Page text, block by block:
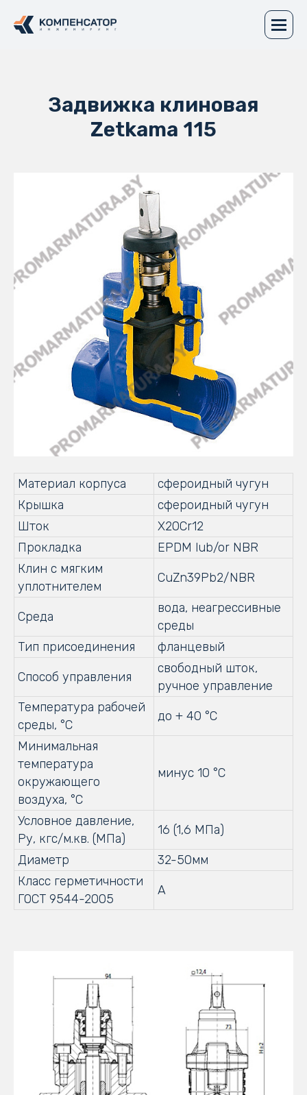
Задвижка клиновая
Zetkama 115
Материал корпуса
сфероидный чугун
Крышка
сфероидный чугун
Шток
X20Cr12
Прокладка
EPDM lub/or NBR
Клин с мягким
уплотнителем
CuZn39Pb2/NBR
Среда
вода, неагрессивные
среды
Тип присоединения
фланцевый
Способ управления
свободный шток,
ручное управление
Температура рабочей
среды, °С
до + 40 °С
Минимальная
температура
окружающего
воздуха, °С
минус 10 °С
Условное давление,
Ру, кгс/м.кв. (МПа)
16 (1,6 МПа)
Диаметр
32-50мм
Класс герметичности
ГОСТ 9544-2005
А